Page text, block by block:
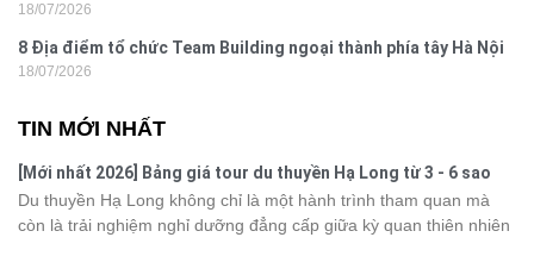
18/07/2026
8 Địa điểm tổ chức Team Building ngoại thành phía tây Hà Nội
18/07/2026
TIN MỚI NHẤT
[Mới nhất 2026] Bảng giá tour du thuyền Hạ Long từ 3 - 6 sao
Du thuyền Hạ Long không chỉ là một hành trình tham quan mà
còn là trải nghiệm nghỉ dưỡng đẳng cấp giữa kỳ quan thiên nhiên